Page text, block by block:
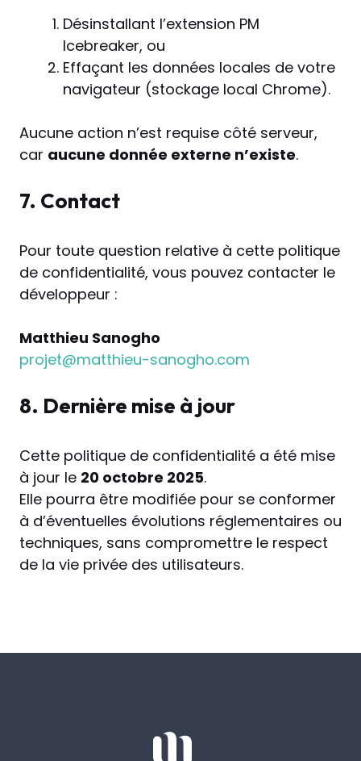
Désinstallant l’extension PM
Icebreaker, ou
Effaçant les données locales de votre
navigateur (stockage local Chrome).
Aucune action n’est requise côté serveur,
car aucune donnée externe n’existe.
7. Contact
Pour toute question relative à cette politique
de confidentialité, vous pouvez contacter le
développeur :
Matthieu Sanogho
projet@matthieu-sanogho.com
8. Dernière mise à jour
Cette politique de confidentialité a été mise
à jour le 20 octobre 2025.
Elle pourra être modifiée pour se conformer
à d’éventuelles évolutions réglementaires ou
techniques, sans compromettre le respect
de la vie privée des utilisateurs.